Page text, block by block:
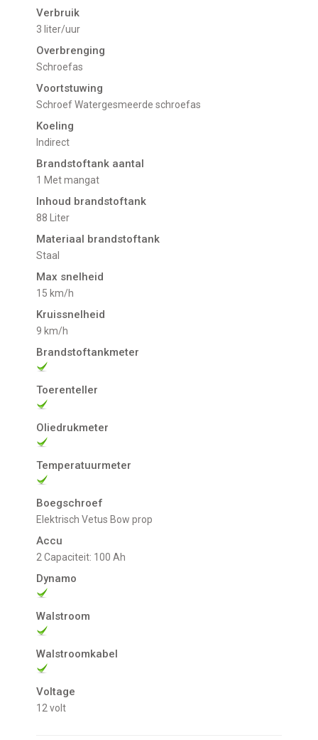
Verbruik
3 liter/uur
Overbrenging
Schroefas
Voortstuwing
schroef Watergesmeerde schroefas
Koeling
indirect
Brandstoftank aantal
1 Met mangat
Inhoud brandstoftank
88 Liter
Materiaal brandstoftank
Staal
Max snelheid
15 km/h
Kruissnelheid
9 km/h
Brandstoftankmeter
Toerenteller
Oliedrukmeter
Temperatuurmeter
Boegschroef
Elektrisch Vetus Bow prop
Accu
2 Capaciteit: 100 Ah
Dynamo
Walstroom
Walstroomkabel
Voltage
12 volt